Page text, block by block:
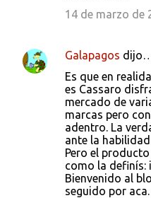
14 de marzo de
Galapagos
Es que en
es Cassaro
mercado de
marcas pero
adentro. La
ante la
Pero el
como la definís:
Bienvenido al
seguido por aca.